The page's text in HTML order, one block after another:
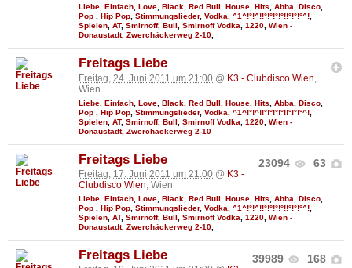
Liebe, Einfach, Love, Black, Red Bull, House, Hits, Abba, Disco,
Pop , Hip Pop, Stimmungslieder, Vodka, ^1^!°!^!!°!°!°!°!!°!°!°^!,
Spielen, AT, Smirnoff, Bull, Smirnoff Vodka, 1220, Wien -
Donaustadt, Zwerchäckerweg 2-10,
Freitags Liebe
Freitag, 24. Juni 2011 um 21:00 @ K3 - Clubdisco Wien
Wien
Liebe Einfach Love Black Red Bull House Hits Abba Disco
Pop
Hip Pop Stimmungslieder, Vodka ^1^!°!^!!°!°!°!°!!°!°!°^!
Spielen AT, Smirnoff, Bull Smirnoff Vodka 1220 Wien -
Donaustadt, Zwerchäckerweg 2-10
23094 63
Freitags Liebe
Freitag, 17. Juni 2011 um 21:00 @ K3 -
Clubdisco Wien, Wien
Liebe Einfach Love Black Red Bull House Hits Abba Disco
Pop
Hip Pop Stimmungslieder, Vodka ^1^!°!^!!°!°!°!°!!°!°!°^!
Spielen AT, Smirnoff, Bull Smirnoff Vodka 1220 Wien -
Donaustadt, Zwerchäckerweg 2-10
39989 168
Freitags Liebe